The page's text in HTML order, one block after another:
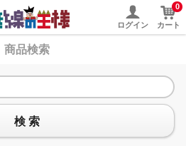
ログイン
0
カート
商品検索
検 索